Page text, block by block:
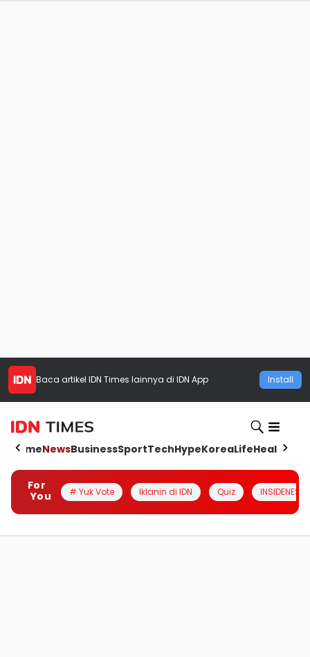
Baca artikel IDN Times lainnya di IDN App Install
HomeNewsBusinessSportTechHypeKoreaLifeHealth
For
You
# Yuk Vote Iklanin di IDN Quiz INSIDENESIA